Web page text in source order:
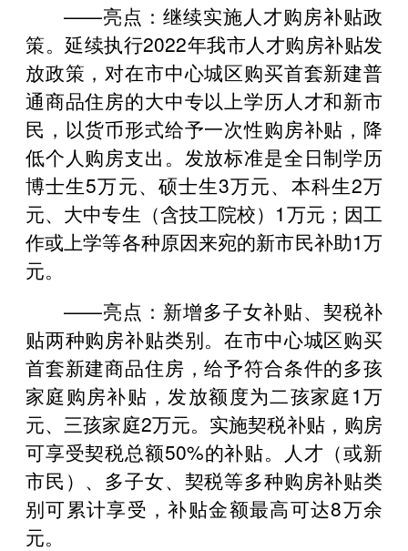
——亮点：继续实施人才购房补贴政
策。延续执行2022年我市人才购房补贴发
放政策，对在市中心城区购买首套新建普
通商品住房的大中专以上学历人才和新市
民，以货币形式给予一次性购房补贴，降
低个人购房支出。发放标准是全日制学历
博士生5万元、硕士生3万元、本科生2万
元、大中专生（含技工院校）1万元；因工
作或上学等各种原因来宛的新市民补助1万
元。
——亮点：新增多子女补贴、契税补
贴两种购房补贴类别。在市中心城区购买
首套新建商品住房，给予符合条件的多孩
家庭购房补贴，发放额度为二孩家庭1万
元、三孩家庭2万元。实施契税补贴，购房
可享受契税总额50%的补贴。人才（或新
市民）、多子女、契税等多种购房补贴类
别可累计享受，补贴金额最高可达8万余
元。